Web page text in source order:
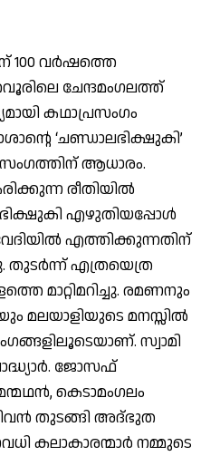
100 വര്‍ഷത്തെ
ചേന്ദമംഗലത്ത്
കഥാപ്രസംഗം
‘ചണ്ഡാലഭിക്ഷുകി’
ആധാരം.
രീതിയില്‍
എഴുതിയപ്പോള്‍
എത്തിക്കുന്നതിന്
തുടര്‍ന്ന് എത്രയെത്ര
മാറ്റിമറിച്ചു. രമണനും
മലയാളിയുടെ മനസ്സില്‍
സ്വാമി
ജോസഫ്
കെടാമംഗലം
തുടങ്ങി അദ്ഭുത
കലാകാരന്മാര്‍ നമ്മുടെ